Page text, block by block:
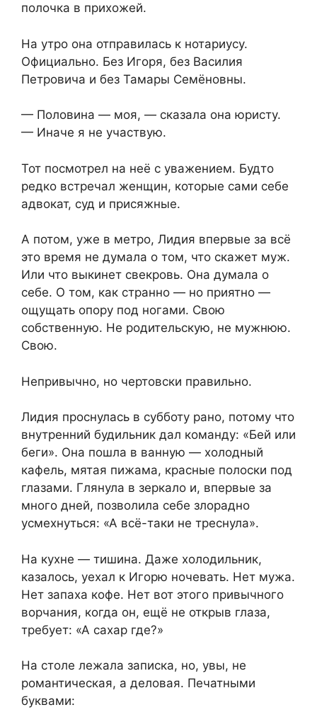
полочка в прихожей.
На утро она отправилась к нотариусу.
Официально. Без Игоря, без Василия
Петровича и без Тамары Семёновны.
— Половина — моя, — сказала она юристу.
— Иначе я не участвую.
Тот посмотрел на неё с уважением. Будто
редко встречал женщин, которые сами себе
адвокат, суд и присяжные.
А потом, уже в метро, Лидия впервые за всё
это время не думала о том, что скажет муж.
Или что выкинет свекровь. Она думала о
себе. О том, как странно — но приятно —
ощущать опору под ногами. Свою
собственную. Не родительскую, не мужнюю.
Свою.
Непривычно, но чертовски правильно.
Лидия проснулась в субботу рано, потому что
внутренний будильник дал команду: «Бей или
беги». Она пошла в ванную — холодный
кафель, мятая пижама, красные полоски под
глазами. Глянула в зеркало и, впервые за
много дней, позволила себе злорадно
усмехнуться: «А всё-таки не треснула».
На кухне — тишина. Даже холодильник,
казалось, уехал к Игорю ночевать. Нет мужа.
Нет запаха кофе. Нет вот этого привычного
ворчания, когда он, ещё не открыв глаза,
требует: «А сахар где?»
На столе лежала записка, но, увы, не
романтическая, а деловая. Печатными
буквами: